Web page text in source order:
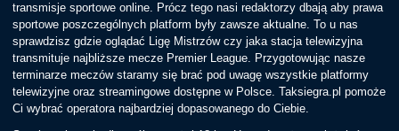
transmisje sportowe online. Prócz tego nasi redaktorzy dbają aby prawa
sportowe poszczególnych platform były zawsze aktualne. To u nas
sprawdzisz gdzie oglądać Ligę Mistrzów czy jaka stacja telewizyjna
transmituje najbliższe mecze Premier League. Przygotowując nasze
terminarze meczów staramy się brać pod uwagę wszystkie platformy
telewizyjne oraz streamingowe dostępne w Polsce. Taksiegra.pl pomoże
Ci wybrać operatora najbardziej dopasowanego do Ciebie.